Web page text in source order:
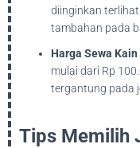
diinginkan
tambahan pada
Harga Sewa
mulai dari Rp
tergantung pada
Tips Memilih